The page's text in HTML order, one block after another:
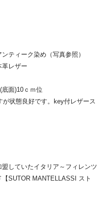
ティーク染め（写真参照）
革レザー
底面)10ｃｍ位
が状態良好です。key付レザース
していたイタリア～フィレンツ
SUTOR MANTELLASSI スト